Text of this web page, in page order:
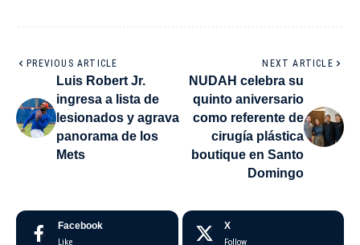
PREVIOUS ARTICLE
Luis Robert Jr.
ingresa a lista de
lesionados y agrava
panorama de los
Mets
NEXT ARTICLE
NUDAH celebra su
quinto aniversario
como referente de
cirugía plástica
boutique en Santo
Domingo
Facebook
Like
X
Follow